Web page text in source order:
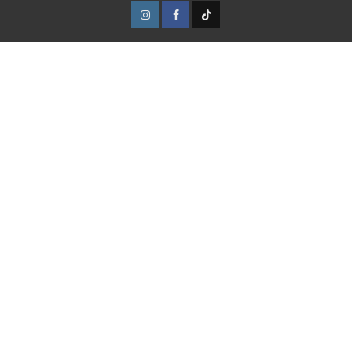
InstagramFacebook
TikTok